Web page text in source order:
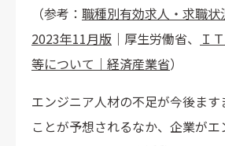
（参考： 職種別有効求人・求職状
2023年11月版 ｜厚生労働省、 Ｉ
等について｜経済産業省）
エンジニア人材の不足が今後ます
ことが予想されるなか、企業が